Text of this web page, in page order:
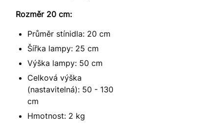
Rozměr 20 cm:
Průměr stínidla: 20 cm
Šířka lampy: 25 cm
Výška lampy: 50 cm
Celková výška
(nastavitelná): 50 - 130
cm
Hmotnost: 2 kg